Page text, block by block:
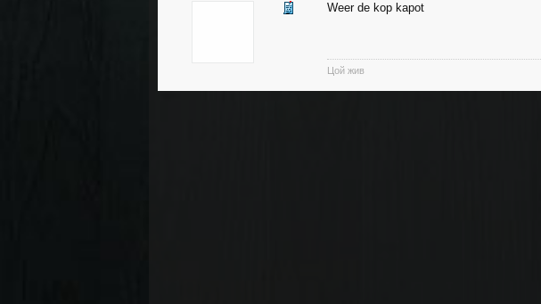
Weer de kop kapot
Цой жив